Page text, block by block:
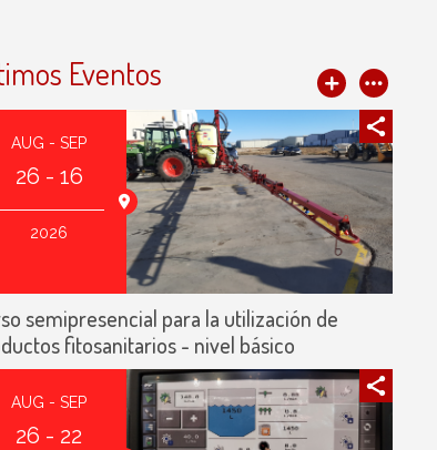
Eventos
AUG - SEP
26 - 16
2026
semipresencial para la utilización de
fitosanitarios - nivel básico
AUG - SEP
26 - 22